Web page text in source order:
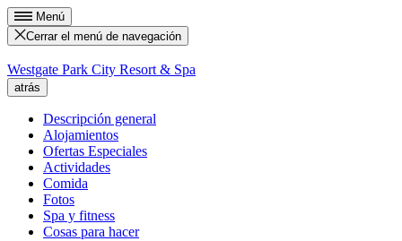
Menú
Cerrar el menú de navegación
Westgate Park City Resort & Spa
atrás
Descripción general
Alojamientos
Ofertas Especiales
Actividades
Comida
Fotos
Spa y fitness
Cosas para hacer